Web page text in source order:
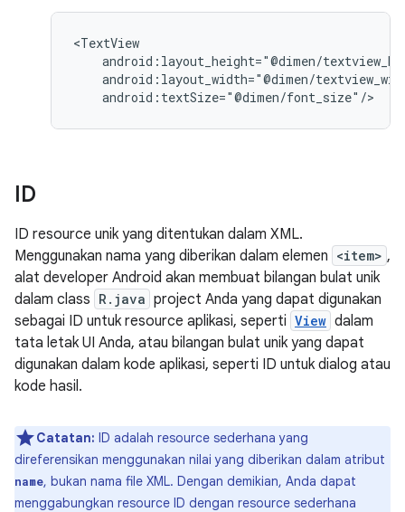
android:textSize="@dimen/font_size"/>
ID
ID resource unik yang ditentukan dalam XML.
Menggunakan nama yang diberikan dalam elemen <item> ,
alat developer Android akan membuat bilangan bulat unik
dalam class R.java project Anda yang dapat digunakan
sebagai ID untuk resource aplikasi, seperti View dalam
tata letak UI Anda, atau bilangan bulat unik yang dapat
digunakan dalam kode aplikasi, seperti ID untuk dialog atau
kode hasil.
Catatan: ID adalah resource sederhana yang
direferensikan menggunakan nilai yang diberikan dalam atribut
name, bukan nama file XML. Dengan demikian, Anda dapat
menggabungkan resource ID dengan resource sederhana